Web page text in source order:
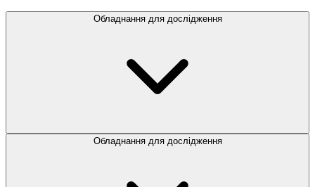
Обладнання для дослідження
Обладнання для дослідження